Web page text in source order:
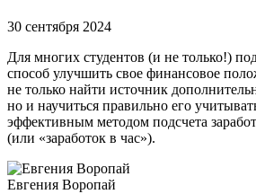
30 сентября 2024
Для многих студентов (и не только!)
способ улучшить свое финансовое
не только найти источник
но и научиться правильно его
эффективным методом подсчета
(или «заработок в час»).
Евгения Воропай